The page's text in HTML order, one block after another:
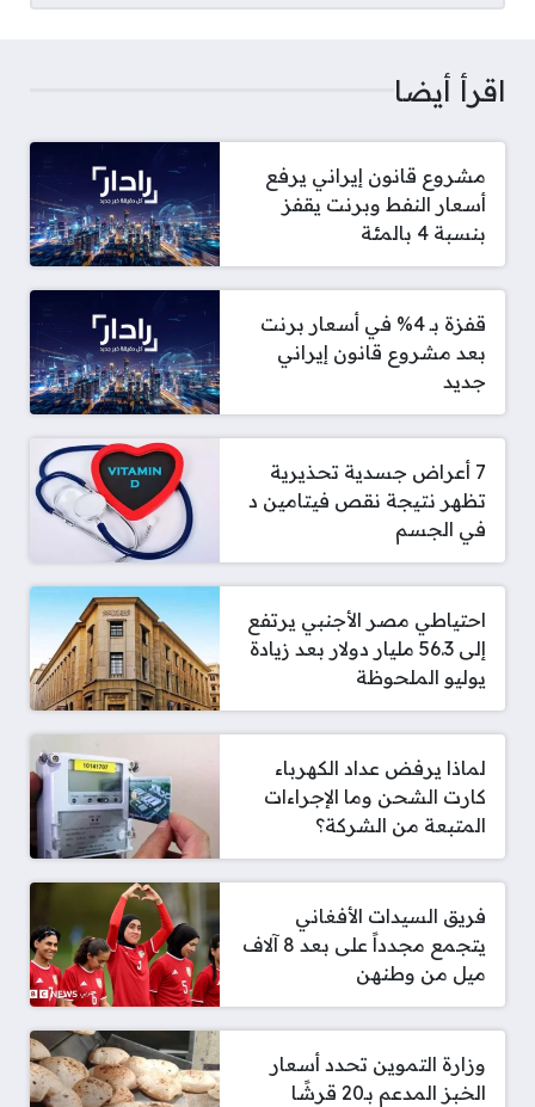
اقرأ أيضا
مشروع قانون إيراني يرفع
أسعار النفط وبرنت يقفز
بنسبة 4 بالمئة
قفزة بـ 4% في أسعار برنت
بعد مشروع قانون إيراني
جديد
7 أعراض جسدية تحذيرية
تظهر نتيجة نقص فيتامين د
في الجسم
احتياطي مصر الأجنبي يرتفع
إلى 56.3 مليار دولار بعد زيادة
يوليو الملحوظة
لماذا يرفض عداد الكهرباء
كارت الشحن وما الإجراءات
المتبعة من الشركة؟
فريق السيدات الأفغاني
يتجمع مجدداً على بعد 8 آلاف
ميل من وطنهن
وزارة التموين تحدد أسعار
الخبز المدعم بـ20 قرشًا